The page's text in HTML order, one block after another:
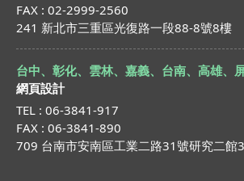
FAX : 02-2999-2560
241 新北市三重區光復路一段88-8號8樓
台中、彰化、雲林、嘉義、台南、高雄、
網頁設計
TEL : 06-3841-917
FAX : 06-3841-890
709 台南市安南區工業二路31號研究二館